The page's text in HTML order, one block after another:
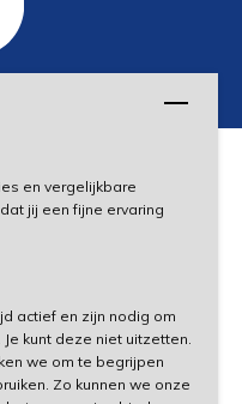
en vergelijkbare
jij een fijne ervaring
actief en zijn nodig om
kunt deze niet uitzetten.
we om te begrijpen
Zo kunnen we onze